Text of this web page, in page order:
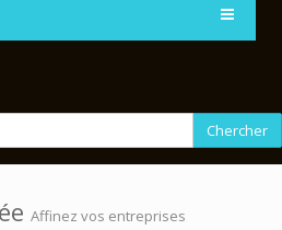
Chercher
Affinez vos entreprises